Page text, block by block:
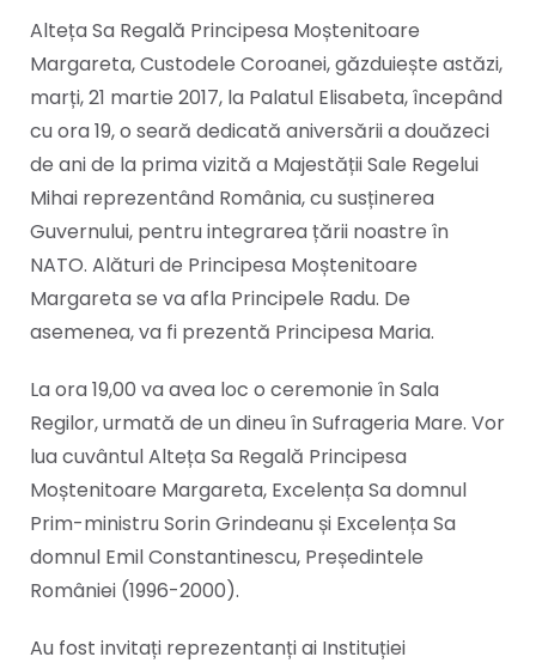
Alteța Sa Regală Principesa Moștenitoare
Margareta, Custodele Coroanei, găzduiește astăzi,
marți, 21 martie 2017, la Palatul Elisabeta, începând
cu ora 19, o seară dedicată aniversării a douăzeci
de ani de la prima vizită a Majestății Sale Regelui
Mihai reprezentând România, cu susținerea
Guvernului, pentru integrarea țării noastre în
NATO. Alături de Principesa Moștenitoare
Margareta se va afla Principele Radu. De
asemenea, va fi prezentă Principesa Maria.
La ora 19,00 va avea loc o ceremonie în Sala
Regilor, urmată de un dineu în Sufrageria Mare. Vor
lua cuvântul Alteța Sa Regală Principesa
Moștenitoare Margareta, Excelența Sa domnul
Prim-ministru Sorin Grindeanu și Excelența Sa
domnul Emil Constantinescu, Președintele
României (1996-2000).
Au fost invitați reprezentanți ai Instituției